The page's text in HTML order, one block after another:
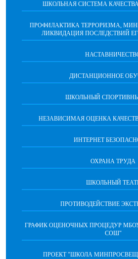
ШКОЛЬНАЯ СИСТЕМА
ПРОФИЛАКТИКА ТЕРРОРИЗМА,
ЛИКВИДАЦИЯ ПОСЛЕДСТВИЙ
ДИСТАНЦИОННОЕ
ШКОЛЬНЫЙ
НЕЗАВИСИМАЯ ОЦЕНКА
ИНТЕРНЕТ
ОХРАНА ТРУДА
ШКОЛЬНЫЙ
ПРОТИВОДЕЙСТВИЕ
ГРАФИК ОЦЕНОЧНЫХ ПРОЦЕДУР
СОШ"
ПРОЕКТ "ШКОЛА